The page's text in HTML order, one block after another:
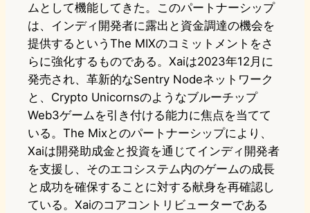
ムとして機能してきた。このパートナーシップ
は、インディ開発者に露出と資金調達の機会を
提供するというThe MIXのコミットメントをさ
らに強化するものである。Xaiは2023年12月に
発売され、革新的なSentry Nodeネットワーク
と、Crypto Unicornsのようなブルーチップ
Web3ゲームを引き付ける能力に焦点を当てて
いる。The Mixとのパートナーシップにより、
Xaiは開発助成金と投資を通じてインディ開発者
を支援し、そのエコシステム内のゲームの成長
と成功を確保することに対する献身を再確認し
ている。Xaiのコアコントリビューターである